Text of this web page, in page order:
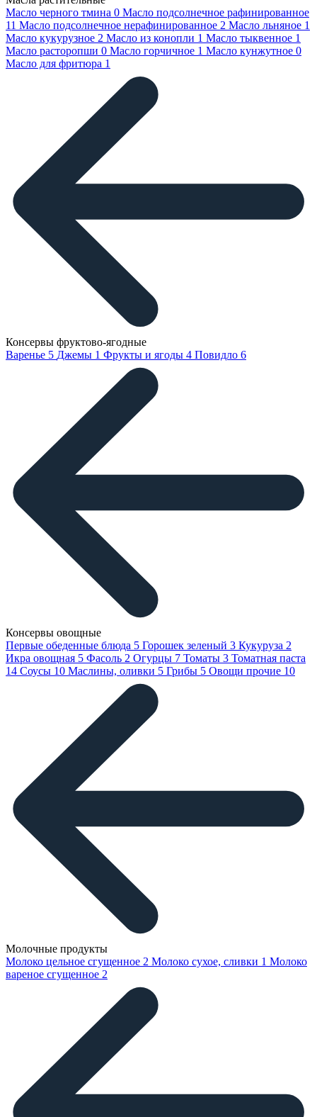
Масло черного тмина 0 Масло подсолнечное рафинированное
11 Масло подсолнечное нерафинированное 2 Масло льняное 1
Масло кукурузное 2 Масло из конопли 1 Масло тыквенное 1
Масло расторопши 0 Масло горчичное 1 Масло кунжутное 0
Масло для фритюра 1
Консервы фруктово-ягодные
Варенье 5 Джемы 1 Фрукты и ягоды 4 Повидло 6
Консервы овощные
Первые обеденные блюда 5 Горошек зеленый 3 Кукуруза 2
Икра овощная 5 Фасоль 2 Огурцы 7 Томаты 3 Томатная паста
14 Соусы 10 Маслины, оливки 5 Грибы 5 Овощи прочие 10
Молочные продукты
Молоко цельное сгущенное 2 Молоко сухое, сливки 1 Молоко
вареное сгущенное 2